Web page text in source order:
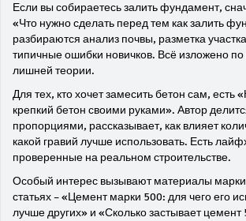
Если вы собираетесь залить фундамент,
«Что нужно сделать перед тем как залить
разбираются анализ почвы, разметка
типичные ошибки новичков. Всё изложено
лишней теории.
Для тех, кто хочет замесить бетон сам, есть
крепкий бетон своими руками». Автор
пропорциями, рассказывает, как влияет
какой гравий лучше использовать. Есть
проверенные на реальном строительстве.
Особый интерес вызывают материалы
статьях – «Цемент марки 500: для чего его
лучше других» и «Сколько застывает